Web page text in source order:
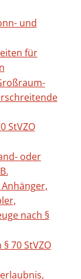
und
für
StVZO
oder
nach §
70 StVZO